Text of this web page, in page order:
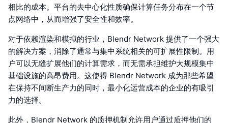
相比的成本。平台的去中心化性质确保计算任务分布在一个节
点网络中，从而增强了安全性和效率。
对于依赖渲染和模拟的行业，Blendr Network 提供了一个强大
的解决方案，消除了通常与集中系统相关的可扩展性限制。用
户可以无缝扩展他们的计算需求，而无需承担维护大规模集中
基础设施的高昂费用。这使得 Blendr Network 成为那些希望
在保持不间断生产力的同时，最小化运营成本的企业的有吸引
力的选择。
此外，Blendr Network 的质押机制允许用户通过质押他们的